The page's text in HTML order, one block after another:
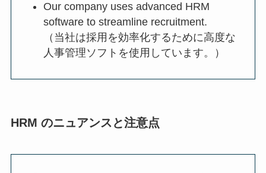
Our company uses advanced HRM
software to streamline recruitment.
（当社は採用を効率化するために高度な
人事管理ソフトを使用しています。）
HRM のニュアンスと注意点